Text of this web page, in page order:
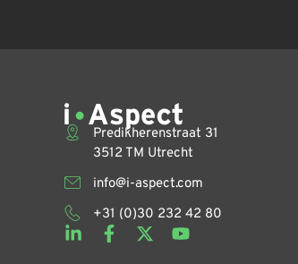
Predikherenstraat 31
3512 TM Utrecht
info@i-aspect.com
+31 (0)30 232 42 80